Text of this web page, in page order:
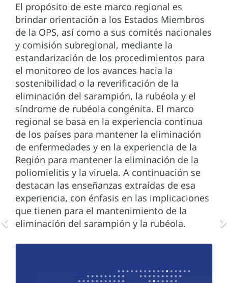
El propósito de este marco regional es
brindar orientación a los Estados Miembros
de la OPS, así como a sus comités nacionales
y comisión subregional, mediante la
estandarización de los procedimientos para
el monitoreo de los avances hacia la
sostenibilidad o la reverificación de la
eliminación del sarampión, la rubéola y el
síndrome de rubéola congénita. El marco
regional se basa en la experiencia continua
de los países para mantener la eliminación
de enfermedades y en la experiencia de la
Región para mantener la eliminación de la
poliomielitis y la viruela. A continuación se
destacan las enseñanzas extraídas de esa
experiencia, con énfasis en las implicaciones
que tienen para el mantenimiento de la
eliminación del sarampión y la rubéola.